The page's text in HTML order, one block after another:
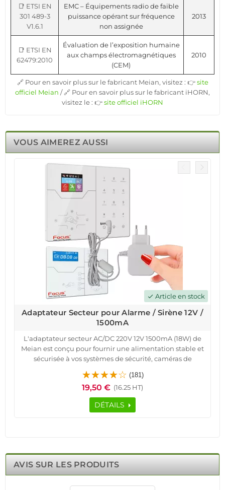
📑 ETSI EN
301 489-3
V1.6.1
EMC – Équipements radio de faible
puissance opérant sur fréquence
non assignée
2013
📑 ETSI EN
62479:2010
Évaluation de l’exposition humaine
aux champs électromagnétiques
(CEM)
2010
🔗 Pour en savoir plus sur le fabricant Meian, visitez : 👉site
officiel Meian / 🔗 Pour en savoir plus sur le fabricant iHORN,
visitez le : 👉site officiel iHORN
VOUS AIMEREZ AUSSI
check Article en stock
Adaptateur Secteur pour Alarme / Sirène 12V /
1500mA
L'adaptateur secteur AC/DC 220V 12V 1500mA (18W) de
Meian est conçu pour fournir une alimentation stable et
sécurisée à vos systèmes de sécurité, caméras de
une alimentation externe.
Avec une protection intégrée contre les surcharges,
courts-circuits et surchauffes, cet adaptateur compact et
léger est conforme aux normes CE et RoHS. Idéal pour les
fiable pour sécuriser votre espace.
(181)
19,50 € (16.25 HT)
DÉTAILS
AVIS SUR LES PRODUITS